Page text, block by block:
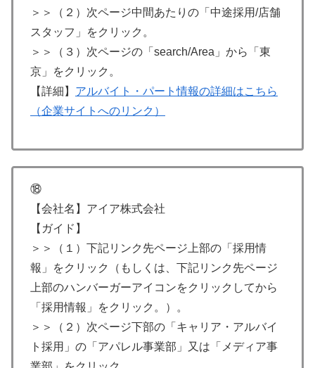
＞＞（２）次ページ中間あたりの「中途採用/店舗
スタッフ」をクリック。
＞＞（３）次ページの「search/Area」から「東
京」をクリック。
【詳細】 アルバイト・パート情報の詳細はこちら
（企業サイトへのリンク）
⑱
【会社名】アイア株式会社
【ガイド】
＞＞（１）下記リンク先ページ上部の「採用情
報」をクリック（もしくは、下記リンク先ページ
上部のハンバーガーアイコンをクリックしてから
「採用情報」をクリック。）。
＞＞（２）次ページ下部の「キャリア・アルバイ
ト採用」の「アパレル事業部」又は「メディア事